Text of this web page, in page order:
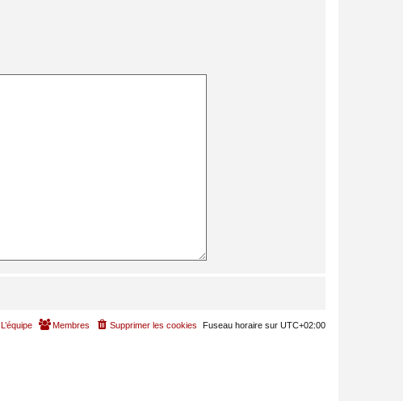
Fuseau horaire sur UTC+02:00
Supprimer les cookies
Membres
L’équipe